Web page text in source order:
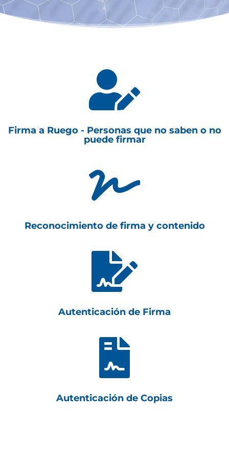

Firma a Ruego - Personas que no saben o no
puede firmar

Reconocimiento de firma y contenido

Autenticación de Firma

Autenticación de Copias